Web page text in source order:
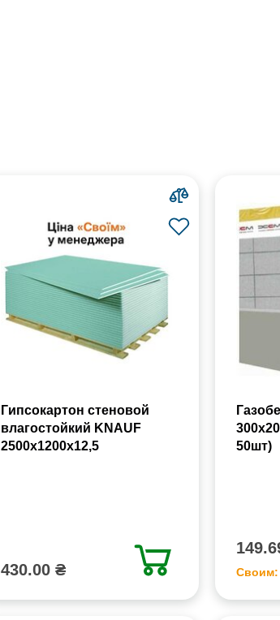
Гипсокартон стеновой
влагостойкий KNAUF
2500х1200х12,5
430.00 ₴
50шт)
Своим: